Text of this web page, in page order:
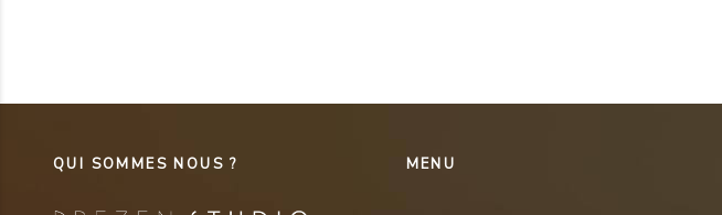
QUI SOMMES NOUS ? MENU